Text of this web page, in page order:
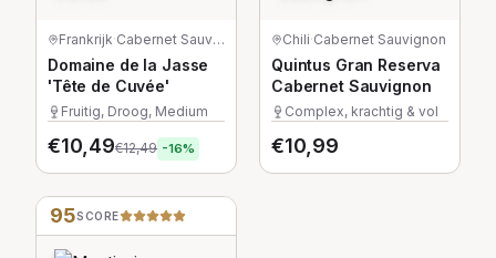
Frankrijk· Cabernet Sauvignon
Domaine de la Jasse
'Tête de Cuvée'
Fruitig, Droog, Medium
€10,49€12,49 -16%
Chili·Cabernet Sauvignon
Quintus Gran Reserva
Cabernet Sauvignon
Complex, krachtig & vol
€10,99
95SCORE